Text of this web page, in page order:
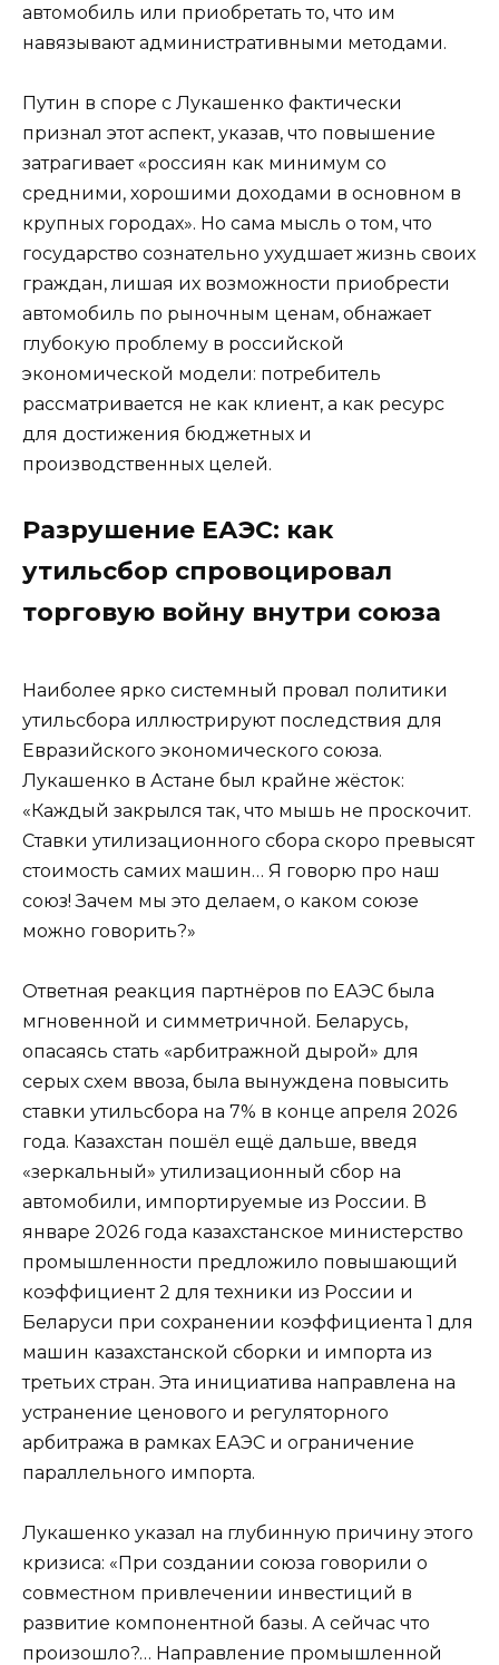
автомобиль или приобретать то, что им
навязывают административными методами.
Путин в споре с Лукашенко фактически
признал этот аспект, указав, что повышение
затрагивает «россиян как минимум со
средними, хорошими доходами в основном в
крупных городах». Но сама мысль о том, что
государство сознательно ухудшает жизнь своих
граждан, лишая их возможности приобрести
автомобиль по рыночным ценам, обнажает
глубокую проблему в российской
экономической модели: потребитель
рассматривается не как клиент, а как ресурс
для достижения бюджетных и
производственных целей.
Разрушение ЕАЭС: как
утильсбор спровоцировал
торговую войну внутри союза
Наиболее ярко системный провал политики
утильсбора иллюстрируют последствия для
Евразийского экономического союза.
Лукашенко в Астане был крайне жёсток:
«Каждый закрылся так, что мышь не проскочит.
Ставки утилизационного сбора скоро превысят
стоимость самих машин… Я говорю про наш
союз! Зачем мы это делаем, о каком союзе
можно говорить?»
Ответная реакция партнёров по ЕАЭС была
мгновенной и симметричной. Беларусь,
опасаясь стать «арбитражной дырой» для
серых схем ввоза, была вынуждена повысить
ставки утильсбора на 7% в конце апреля 2026
года. Казахстан пошёл ещё дальше, введя
«зеркальный» утилизационный сбор на
автомобили, импортируемые из России. В
январе 2026 года казахстанское министерство
промышленности предложило повышающий
коэффициент 2 для техники из России и
Беларуси при сохранении коэффициента 1 для
машин казахстанской сборки и импорта из
третьих стран. Эта инициатива направлена на
устранение ценового и регуляторного
арбитража в рамках ЕАЭС и ограничение
параллельного импорта.
Лукашенко указал на глубинную причину этого
кризиса: «При создании союза говорили о
совместном привлечении инвестиций в
развитие компонентной базы. А сейчас что
произошло?… Направление промышленной